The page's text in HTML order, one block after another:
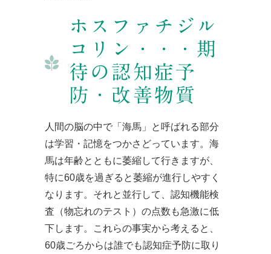
ホスファチジル
コリン・・・期
待の認知症予
防・改善物質
人間の脳の中で「海馬」と呼ばれる部分
は学習・記憶をつかさどっています。海
馬は年齢とともに萎縮して行きますが、
特に60歳を過ぎると萎縮が進行しやすく
なります。それと並行して、認知機能検
査（物忘れのテスト）の点数も急激に低
下します。これらの事実から考えると、
60歳ごろからは誰でも認知症予防に取り